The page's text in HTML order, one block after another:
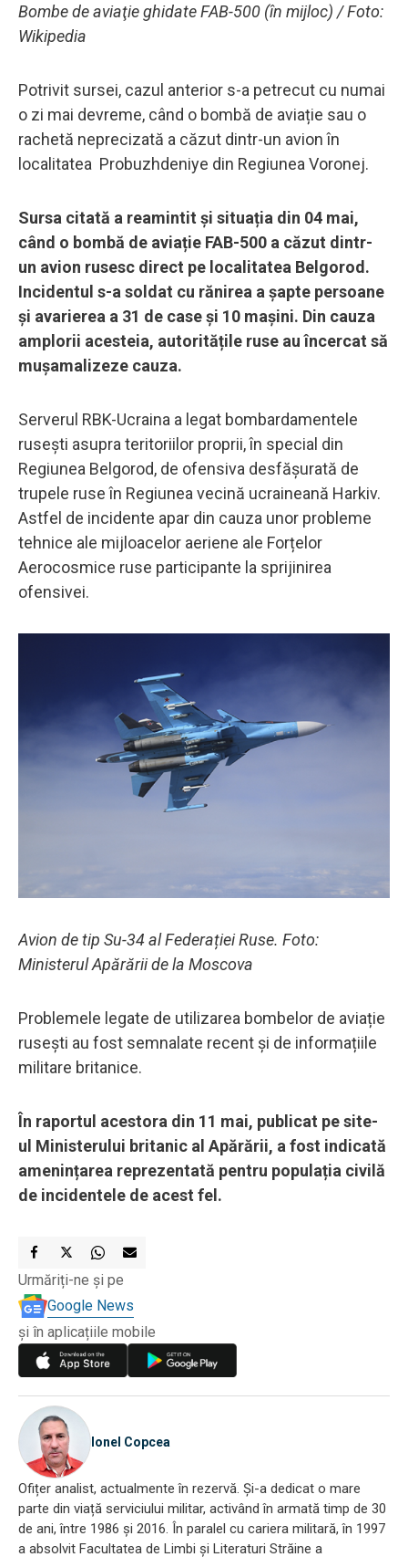
Bombe de aviaţie ghidate FAB-500 (în mijloc) / Foto:
Wikipedia
Potrivit sursei, cazul anterior s-a petrecut cu numai
o zi mai devreme, când o bombă de aviație sau o
rachetă neprecizată a căzut dintr-un avion în
localitatea Probuzhdeniye din Regiunea Voronej.
Sursa citată a reamintit și situația din 04 mai,
când o bombă de aviație FAB-500 a căzut dintr-
un avion rusesc direct pe localitatea Belgorod.
Incidentul s-a soldat cu rănirea a șapte persoane
și avarierea a 31 de case și 10 mașini. Din cauza
amplorii acesteia, autoritățile ruse au încercat să
mușamalizeze cauza.
Serverul RBK-Ucraina a legat bombardamentele
rusești asupra teritoriilor proprii, în special din
Regiunea Belgorod, de ofensiva desfășurată de
trupele ruse în Regiunea vecină ucraineană Harkiv.
Astfel de incidente apar din cauza unor probleme
tehnice ale mijloacelor aeriene ale Forțelor
Aerocosmice ruse participante la sprijinirea
ofensivei.
Avion de tip Su-34 al Federației Ruse. Foto:
Ministerul Apărării de la Moscova
Problemele legate de utilizarea bombelor de aviație
rusești au fost semnalate recent și de informațiile
militare britanice.
În raportul acestora din 11 mai, publicat pe site-
ul Ministerului britanic al Apărării, a fost indicată
amenințarea reprezentată pentru populația civilă
de incidentele de acest fel.
Urmăriți-ne și pe
Google News
și în aplicațiile mobile
Ionel Copcea
Ofițer analist, actualmente în rezervă. Și-a dedicat o mare
parte din viață serviciului militar, activând în armată timp de 30
de ani, între 1986 și 2016. În paralel cu cariera militară, în 1997
a absolvit Facultatea de Limbi și Literaturi Străine a